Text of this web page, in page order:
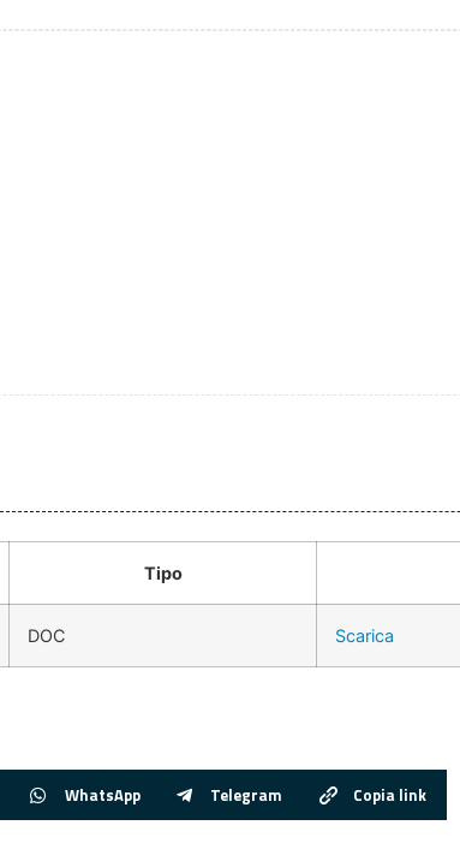
Tipo
DOC Scarica
WhatsApp Telegram Copia link